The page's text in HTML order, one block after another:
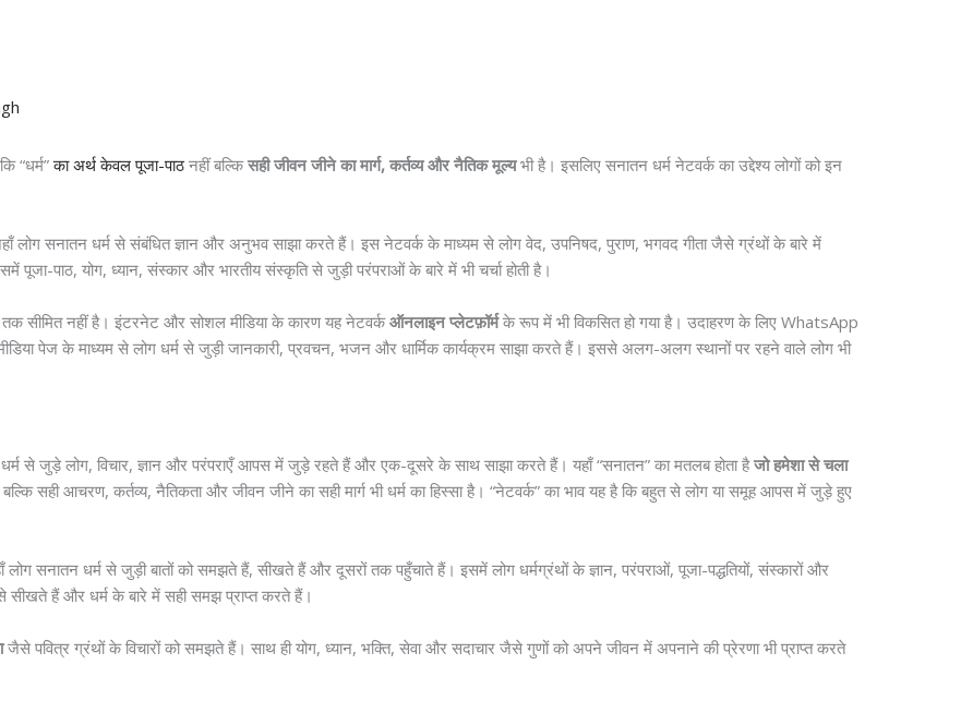
“धर्म”का अर्थ केवल पूजा-पाठ नहीं बल्किसही जीवन जीने का मार्ग, कर्तव्य और नैतिक मूल्यभी है। इसलिए सनातन धर्म नेटवर्क का उद्देश्य लोगों को इन
लोग सनातन धर्म से संबंधित ज्ञान और अनुभव साझा करते हैं। इस नेटवर्क के माध्यम से लोग वेद, उपनिषद, पुराण, भगवद गीता जैसे ग्रंथों के बारे में
पूजा-पाठ, योग, ध्यान, संस्कार और भारतीय संस्कृति से जुड़ी परंपराओं के बारे में भी चर्चा होती है।
सीमित नहीं है। इंटरनेट और सोशल मीडिया के कारण यह नेटवर्कऑनलाइन प्लेटफ़ॉर्मके रूप में भी विकसित हो गया है। उदाहरण के लिए WhatsApp
पेज के माध्यम से लोग धर्म से जुड़ी जानकारी, प्रवचन, भजन और धार्मिक कार्यक्रम साझा करते हैं। इससे अलग-अलग स्थानों पर रहने वाले लोग भी
से जुड़े लोग, विचार, ज्ञान और परंपराएँ आपस में जुड़े रहते हैं और एक-दूसरे के साथ साझा करते हैं। यहाँ “सनातन” का मतलब होता हैजो हमेशा से चला
सही आचरण, कर्तव्य, नैतिकता और जीवन जीने का सही मार्ग भी धर्म का हिस्सा है। “नेटवर्क” का भाव यह है कि बहुत से लोग या समूह आपस में जुड़े हुए
लोग सनातन धर्म से जुड़ी बातों को समझते हैं, सीखते हैं और दूसरों तक पहुँचाते हैं। इसमें लोग धर्मग्रंथों के ज्ञान, परंपराओं, पूजा-पद्धतियों, संस्कारों और
सीखते हैं और धर्म के बारे में सही समझ प्राप्त करते हैं।
जैसे पवित्र ग्रंथों के विचारों को समझते हैं। साथ ही योग, ध्यान, भक्ति, सेवा और सदाचार जैसे गुणों को अपने जीवन में अपनाने की प्रेरणा भी प्राप्त करते